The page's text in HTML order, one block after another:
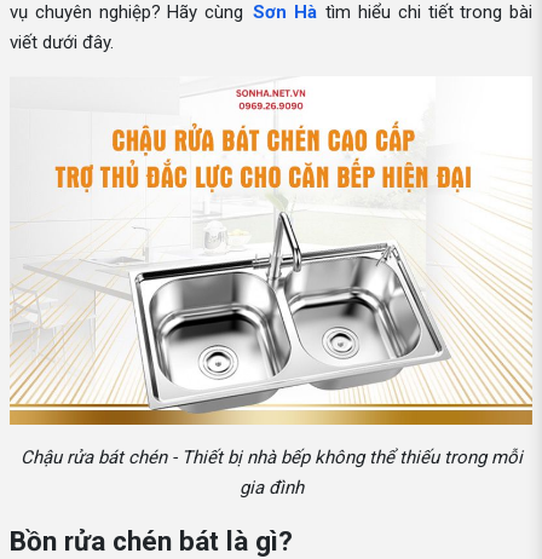
vụ chuyên nghiệp? Hãy cùng Sơn Hà tìm hiểu chi tiết trong bài
viết dưới đây.
Chậu rửa bát chén - Thiết bị nhà bếp không thể thiếu trong mỗi
gia đình
Bồn rửa chén bát là gì?